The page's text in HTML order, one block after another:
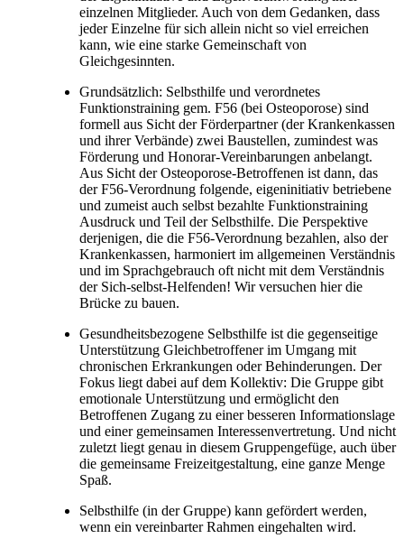
einzelnen Mitglieder. Auch von dem Gedanken, dass
jeder Einzelne für sich allein nicht so viel erreichen
kann, wie eine starke Gemeinschaft von
Gleichgesinnten.
Grundsätzlich: Selbsthilfe und verordnetes
Funktionstraining gem. F56 (bei Osteoporose) sind
formell aus Sicht der Förderpartner (der Krankenkassen
und ihrer Verbände) zwei Baustellen, zumindest was
Förderung und Honorar-Vereinbarungen anbelangt.
Aus Sicht der Osteoporose-Betroffenen ist dann, das
der F56-Verordnung folgende, eigeninitiativ betriebene
und zumeist auch selbst bezahlte Funktionstraining
Ausdruck und Teil der Selbsthilfe. Die Perspektive
derjenigen, die die F56-Verordnung bezahlen, also der
Krankenkassen, harmoniert im allgemeinen Verständnis
und im Sprachgebrauch oft nicht mit dem Verständnis
der Sich-selbst-Helfenden! Wir versuchen hier die
Brücke zu bauen.
Gesundheitsbezogene Selbsthilfe ist die gegenseitige
Unterstützung Gleichbetroffener im Umgang mit
chronischen Erkrankungen oder Behinderungen. Der
Fokus liegt dabei auf dem Kollektiv: Die Gruppe gibt
emotionale Unterstützung und ermöglicht den
Betroffenen Zugang zu einer besseren Informationslage
und einer gemeinsamen Interessenvertretung. Und nicht
zuletzt liegt genau in diesem Gruppengefüge, auch über
die gemeinsame Freizeitgestaltung, eine ganze Menge
Spaß.
Selbsthilfe (in der Gruppe) kann gefördert werden,
wenn ein vereinbarter Rahmen eingehalten wird.